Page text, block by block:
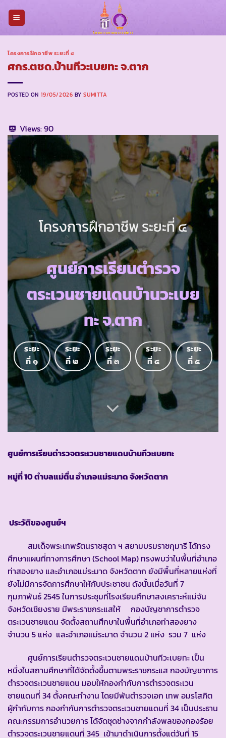
โครงการฝึกอาชีพ ระยะที่ ๔
ศกร.ตชด.บ้านทีวะเบยทะ จ.ตาก
POSTED ON 19/05/2026 BYSUMITTA
Views:90
โครงการฝึกอาชีพ ระยะที่ ๔
ศูนย์การเรียนตำรวจ
ตระเวนชายแดนบ้านวะเบย
ทะ จ.ตาก
ระยะ
ที่ ๑
ระยะ
ที่ ๒
ระยะ
ที่ ๓
ระยะ
ที่ ๔
ระยะ
ที่ ๕
ศูนย์การเรียนตำรวจตระเวนชายแดนบ้านทีวะเบยทะ
หมู่ที่ 10 ตำบลแม่ตื่น อำเภอแม่ระมาด จังหวัดตาก
ประวัติของศูนย์ฯ
สมเด็จพระเทพรัตนราชสุดา ฯ สยามบรมราชกุมารี ได้ทรง
ศึกษาแผนที่ทางการศึกษา (School Map) ทรงพบว่าในพื้นที่อำเภอ
ท่าสองยาง และอำเภอแม่ระมาด จังหวัดตาก ยังมีพื้นที่หลายแห่งที่
ยังไม่มีการจัดการศึกษาให้กับประชาชน ดังนั้นเมื่อวันที่ 7
กุมภาพันธ์ 2545 ในการประชุมที่โรงเรียนศึกษาสงเคราะห์แม่จัน
จังหวัดเชียงราย มีพระราชกระแสให้ กองบัญชาการตำรวจ
ตระเวนชายแดน จัดตั้งสถานศึกษาในพื้นที่อำเภอท่าสองยาง
จำนวน 5 แห่ง และอำเภอแม่ระมาด จำนวน 2 แห่ง รวม 7 แห่ง
ศูนย์การเรียนตำรวจตระเวนชายแดนบ้านทีวะเบยทะ เป็น
หนึ่งในสถานศึกษาที่ได้จัดตั้งขึ้นตามพระราชกระแส กองบัญชาการ
ตำรวจตระเวนชายแดน มอบให้กองกำกับการตำรวจตระเวน
ชายแดนที่ 34 ตั้งคณะทำงาน โดยมีพันตำรวจเอก เทพ อมรโสภิต
ผู้กำกับการ กองกำกับการตำรวจตระเวนชายแดนที่ 34 เป็นประธาน
คณะกรรมการอำนวยการ ได้จัดชุดช่างจากกำลังพลของกองร้อย
ตำรวจตระเวนชายแดนที่ 345 เข้ามาดำเนินการตั้งแต่วันที่ 15